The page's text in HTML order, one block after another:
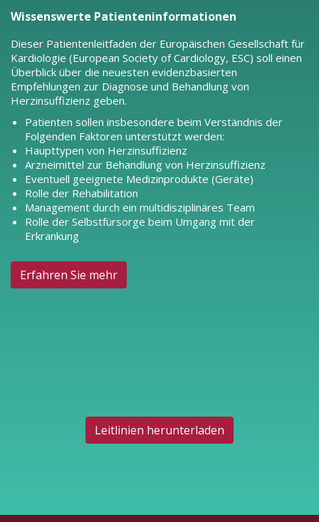
Wissenswerte Patienteninformationen
Dieser Patientenleitfaden der Europäischen Gesellschaft für
Kardiologie (European Society of Cardiology, ESC) soll einen
Überblick über die neuesten evidenzbasierten
Empfehlungen zur Diagnose und Behandlung von
Herzinsuffizienz geben.
Patienten sollen insbesondere beim Verständnis der
Folgenden Faktoren unterstützt werden:
Haupttypen von Herzinsuffizienz
Arzneimittel zur Behandlung von Herzinsuffizienz
Eventuell geeignete Medizinprodukte (Geräte)
Rolle der Rehabilitation
Management durch ein multidisziplinäres Team
Rolle der Selbstfürsorge beim Umgang mit der
Erkrankung
Erfahren Sie mehr
Leitlinien herunterladen